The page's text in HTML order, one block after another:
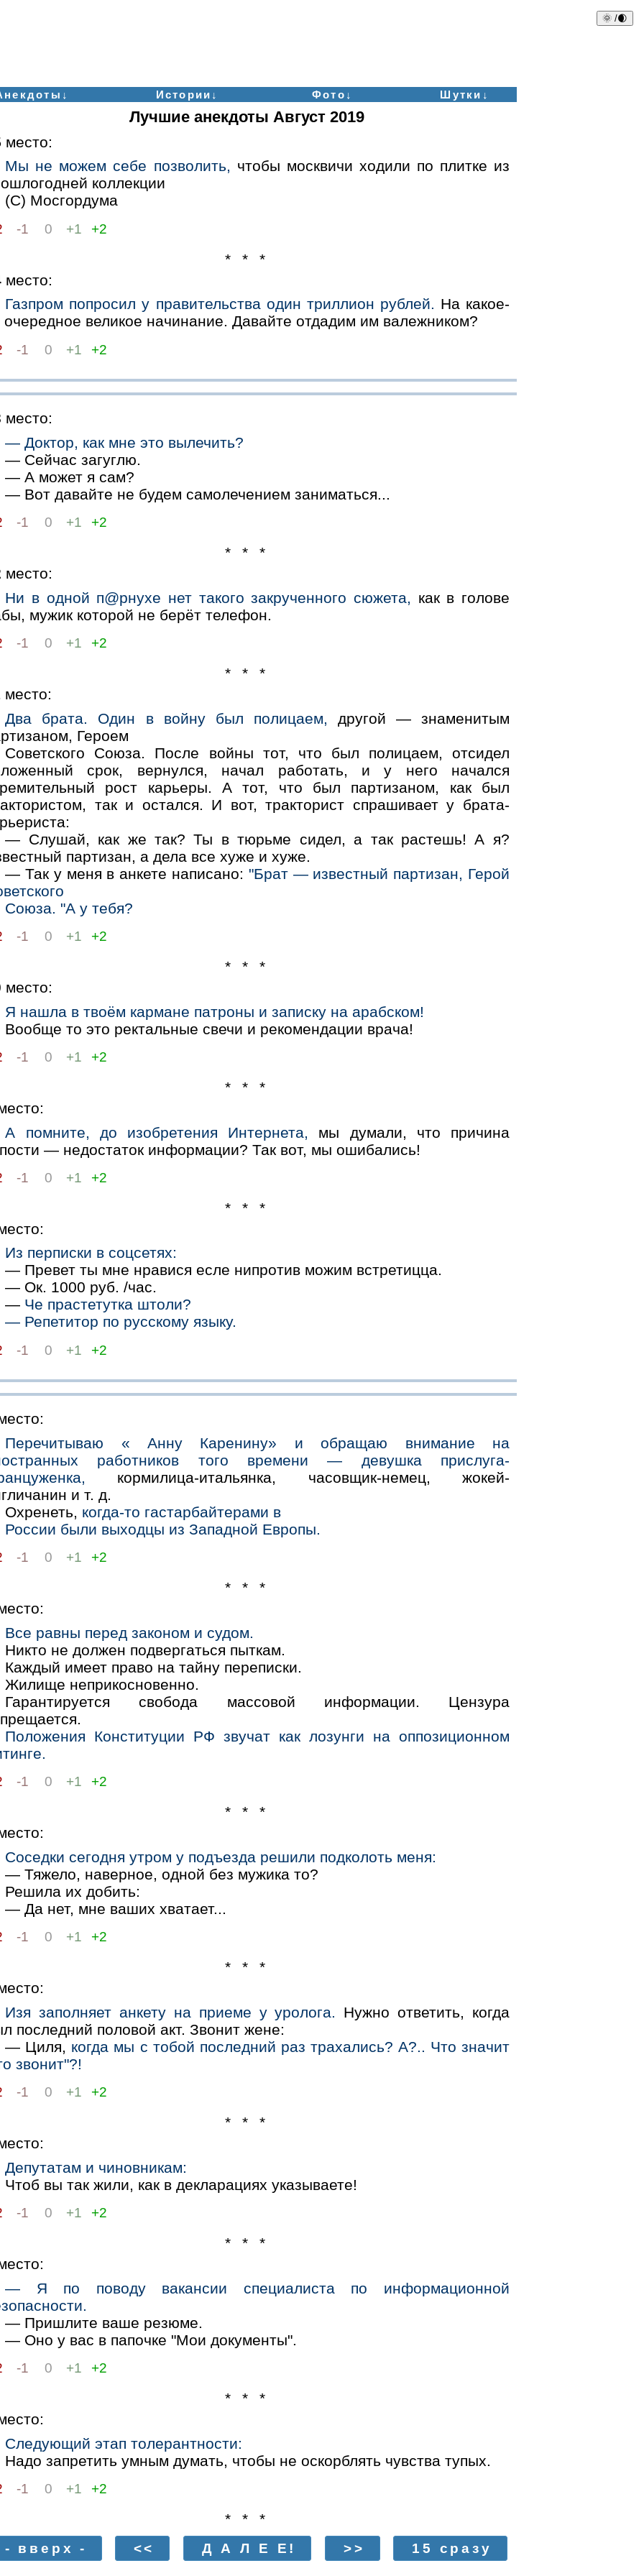
🌞 /🌒
Истории↓ Фото↓ Шутки↓
Лучшие анекдоты Август 2019
место:
Мы не можем себе позволить, чтобы москвичи ходили по плитке из
коллекции
(С) Мосгордума
-1 0 +1 +2
* * *
место:
Газпром попросил у правительства один триллион рублей. На какое-
очередное великое начинание. Давайте отдадим им валежником?
-1 0 +1 +2
место:
— Доктор, как мне это вылечить?
— Сейчас загуглю.
— А может я сам?
— Вот давайте не будем самолечением заниматься...
-1 0 +1 +2
* * *
место:
Ни в одной п@рнухе нет такого закрученного сюжета,
как в голове
мужик которой не берёт телефон.
-1 0 +1 +2
* * *
место:
Два брата. Один в войну был полицаем,
другой — знаменитым
Героем
Советского Союза. После войны тот, что был полицаем, отсидел
срок, вернулся, начал работать, и у него начался
рост карьеры. А тот, что был партизаном, как был
так и остался. И вот, тракторист спрашивает у брата-
— Слушай, как же так? Ты в тюрьме сидел, а так растешь! А я?
партизан, а дела все хуже и хуже.
— Так у меня в анкете написано: "Брат — известный партизан, Герой
Союза. "А у тебя?
-1 0 +1 +2
* * *
место:
Я нашла в твоём кармане патроны и записку на арабском!
Вообще то это ректальные свечи и рекомендации врача!
-1 0 +1 +2
* * *
А помните, до изобретения Интернета,
мы думали, что причина
— недостаток информации? Так вот, мы ошибались!
-1 0 +1 +2
* * *
Из перписки в соцсетях:
— Превет ты мне нравися есле нипротив можим встретицца.
— Ок. 1000 руб. /час.
— Че прастетутка штоли?
— Репетитор по русскому языку.
-1 0 +1 +2
Перечитываю « Анну Каренину» и обращаю внимание на
работников того времени — девушка прислуга-
кормилица-итальянка, часовщик-немец, жокей-
и т. д.
Охренеть, когда-то гастарбайтерами в
России были выходцы из Западной Европы.
-1 0 +1 +2
* * *
Все равны перед законом и судом.
Никто не должен подвергаться пыткам.
Каждый имеет право на тайну переписки.
Жилище неприкосновенно.
Гарантируется свобода массовой информации. Цензура
Положения Конституции РФ звучат как лозунги на оппозиционном
-1 0 +1 +2
* * *
Соседки сегодня утром у подъезда решили подколоть меня:
— Тяжело, наверное, одной без мужика то?
Решила их добить:
— Да нет, мне ваших хватает...
-1 0 +1 +2
* * *
Изя заполняет анкету на приеме у уролога.
Нужно ответить, когда
последний половой акт. Звонит жене:
— Циля, когда мы с тобой последний раз трахались? А?.. Что значит
звонит"?!
-1 0 +1 +2
* * *
Депутатам и чиновникам:
Чтоб вы так жили, как в декларациях указываете!
-1 0 +1 +2
* * *
— Я по поводу вакансии специалиста по информационной
— Пришлите ваше резюме.
— Оно у вас в папочке "Мои документы".
-1 0 +1 +2
* * *
Следующий этап толерантности:
Надо запретить умным думать, чтобы не оскорблять чувства тупых.
-1 0 +1 +2
* * *
- вверх - << Д А Л Е Е! >> 15 сразу